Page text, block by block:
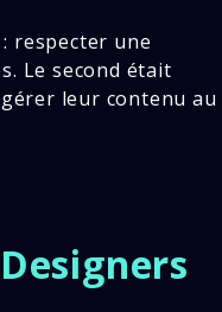
respecter une
Le second était
leur contenu au